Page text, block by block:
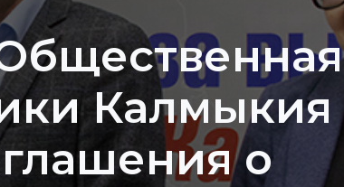
Калмыкия
о